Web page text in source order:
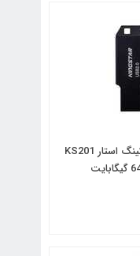
فلش مموری کینگ‌ استار KS201